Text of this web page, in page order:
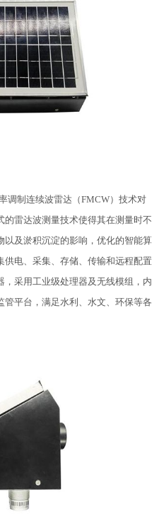
调制连续波雷达（FMCW）技术对
的雷达波测量技术使得其在测量时不
以及淤积沉淀的影响，优化的智能算
供电、采集、存储、传输和远程配置
采用工业级处理器及无线模组，内
平台，满足水利、水文、环保等各